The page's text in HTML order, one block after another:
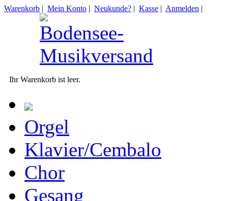
Warenkorb | Mein Konto | Neukunde? | Kasse | Anmelden |
Ihr Warenkorb ist leer.
Orgel
Klavier/Cembalo
Chor
Gesang